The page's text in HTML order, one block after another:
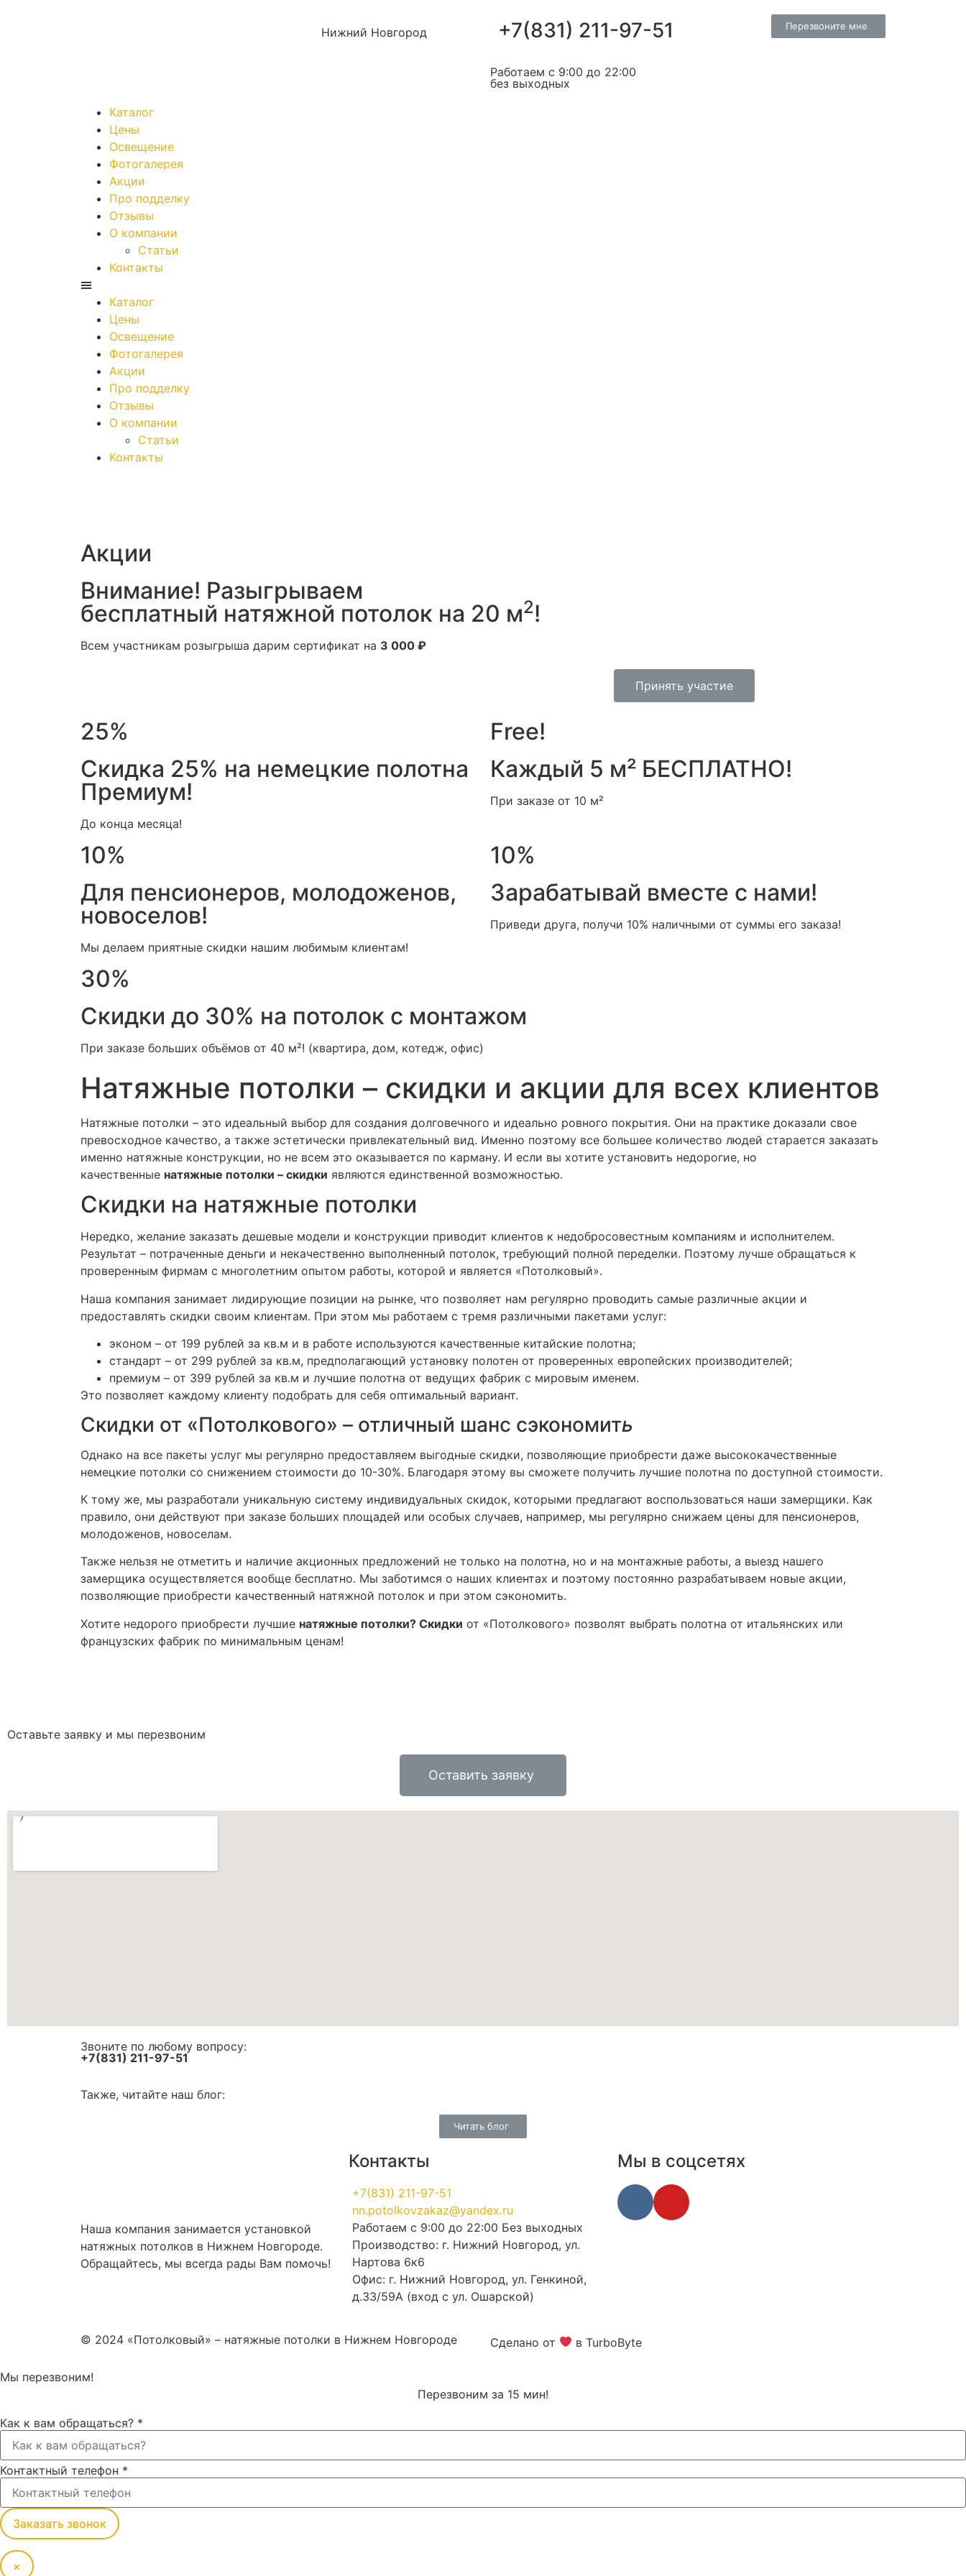
Нижний Новгород +7(831) 211-97-51
Работаем с 9:00 до 22:00
без выходных
Перезвоните мне
Каталог
Цены
Освещение
Фотогалерея
Акции
Про подделку
Отзывы
О компании
Статьи
Контакты
Каталог
Цены
Освещение
Фотогалерея
Акции
Про подделку
Отзывы
О компании
Статьи
Контакты
Акции
Внимание! Разыгрываем
бесплатный натяжной потолок на 20 м2!
Всем участникам розыгрыша дарим сертификат на 3 000 ₽
Принять участие
25%
Скидка 25% на немецкие полотна
Премиум!
До конца месяца!
Free!
Каждый 5 м² БЕСПЛАТНО!
При заказе от 10 м²
10%
Для пенсионеров, молодоженов,
новоселов!
Мы делаем приятные скидки нашим любимым клиентам!
10%
Зарабатывай вместе с нами!
Приведи друга, получи 10% наличными от суммы его заказа!
30%
Скидки до 30% на потолок с монтажом
При заказе больших объёмов от 40 м²! (квартира, дом, котедж, офис)
Натяжные потолки – скидки и акции для всех клиентов
Натяжные потолки – это идеальный выбор для создания долговечного и идеально ровного покрытия. Они на практике доказали свое
превосходное качество, а также эстетически привлекательный вид. Именно поэтому все большее количество людей старается заказать
именно натяжные конструкции, но не всем это оказывается по карману. И если вы хотите установить недорогие, но
качественные натяжные потолки – скидки являются единственной возможностью.
Скидки на натяжные потолки
Нередко, желание заказать дешевые модели и конструкции приводит клиентов к недобросовестным компаниям и исполнителем.
Результат – потраченные деньги и некачественно выполненный потолок, требующий полной переделки. Поэтому лучше обращаться к
проверенным фирмам с многолетним опытом работы, которой и является «Потолковый».
Наша компания занимает лидирующие позиции на рынке, что позволяет нам регулярно проводить самые различные акции и
предоставлять скидки своим клиентам. При этом мы работаем с тремя различными пакетами услуг:
эконом – от 199 рублей за кв.м и в работе используются качественные китайские полотна;
стандарт – от 299 рублей за кв.м, предполагающий установку полотен от проверенных европейских производителей;
премиум – от 399 рублей за кв.м и лучшие полотна от ведущих фабрик с мировым именем.
Это позволяет каждому клиенту подобрать для себя оптимальный вариант.
Скидки от «Потолкового» – отличный шанс сэкономить
Однако на все пакеты услуг мы регулярно предоставляем выгодные скидки, позволяющие приобрести даже высококачественные
немецкие потолки со снижением стоимости до 10-30%. Благодаря этому вы сможете получить лучшие полотна по доступной стоимости.
К тому же, мы разработали уникальную систему индивидуальных скидок, которыми предлагают воспользоваться наши замерщики. Как
правило, они действуют при заказе больших площадей или особых случаев, например, мы регулярно снижаем цены для пенсионеров,
молодоженов, новоселам.
Также нельзя не отметить и наличие акционных предложений не только на полотна, но и на монтажные работы, а выезд нашего
замерщика осуществляется вообще бесплатно. Мы заботимся о наших клиентах и поэтому постоянно разрабатываем новые акции,
позволяющие приобрести качественный натяжной потолок и при этом сэкономить.
Хотите недорого приобрести лучшие натяжные потолки? Скидки от «Потолкового» позволят выбрать полотна от итальянских или
французских фабрик по минимальным ценам!
Оставьте заявку и мы перезвоним
Оставить заявку
Звоните по любому вопросу:
+7(831) 211-97-51
Также, читайте наш блог:
Читать блог
Наша компания занимается установкой
натяжных потолков в Нижнем Новгороде.
Обращайтесь, мы всегда рады Вам помочь!
Контакты
+7(831) 211-97-51
nn.potolkovzakaz@yandex.ru
Работаем с 9:00 до 22:00 Без выходных
Производство: г. Нижний Новгород, ул.
Нартова 6к6
Офис: г. Нижний Новгород, ул. Генкиной,
д.33/59А (вход с ул. Ошарской)
Мы в соцсетях
© 2024 «Потолковый» – натяжные потолки в Нижнем Новгороде Сделано от в TurboByte
Мы перезвоним!
Перезвоним за 15 мин!
Как к вам обращаться? *
Контактный телефон *
Заказать звонок
×